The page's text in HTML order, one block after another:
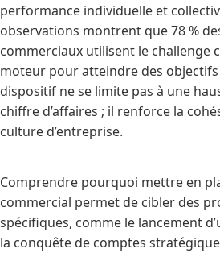
performance individuelle et
observations montrent que 78 %
commerciaux utilisent le challenge
moteur pour atteindre des
dispositif ne se limite pas à une
chiffre d’affaires ; il renforce la
culture d’entreprise.
Comprendre pourquoi mettre en
commercial permet de cibler des
spécifiques, comme le lancement
la conquête de comptes